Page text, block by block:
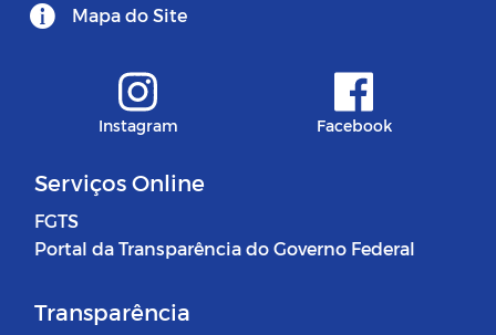
Mapa do Site
Instagram Facebook
Serviços Online
FGTS
Portal da Transparência do Governo Federal
Transparência